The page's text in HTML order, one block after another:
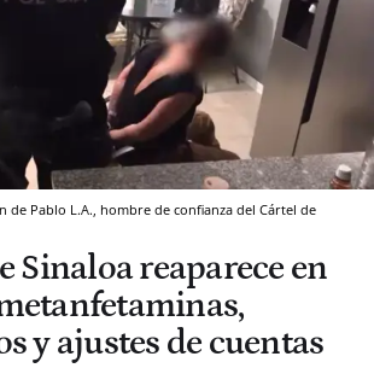
de Pablo L.A., hombre de confianza del Cártel de
Sinaloa reaparece en
y ajustes de cuentas